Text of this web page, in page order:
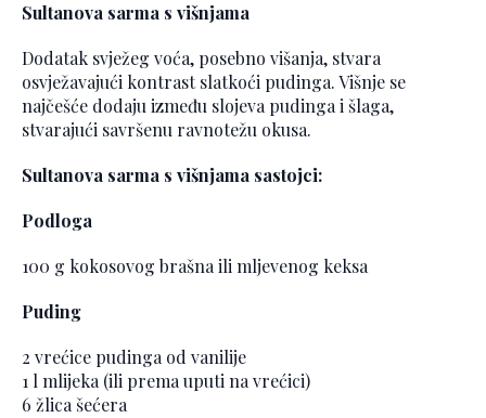
Sultanova sarma s višnjama
Dodatak svježeg voća, posebno višanja, stvara
osvježavajući kontrast slatkoći pudinga. Višnje se
najčešće dodaju između slojeva pudinga i šlaga,
stvarajući savršenu ravnotežu okusa.
Sultanova sarma s višnjama sastojci:
Podloga
100 g kokosovog brašna ili mljevenog keksa
Puding
2 vrećice pudinga od vanilije
1 l mlijeka (ili prema uputi na vrećici)
6 žlica šećera